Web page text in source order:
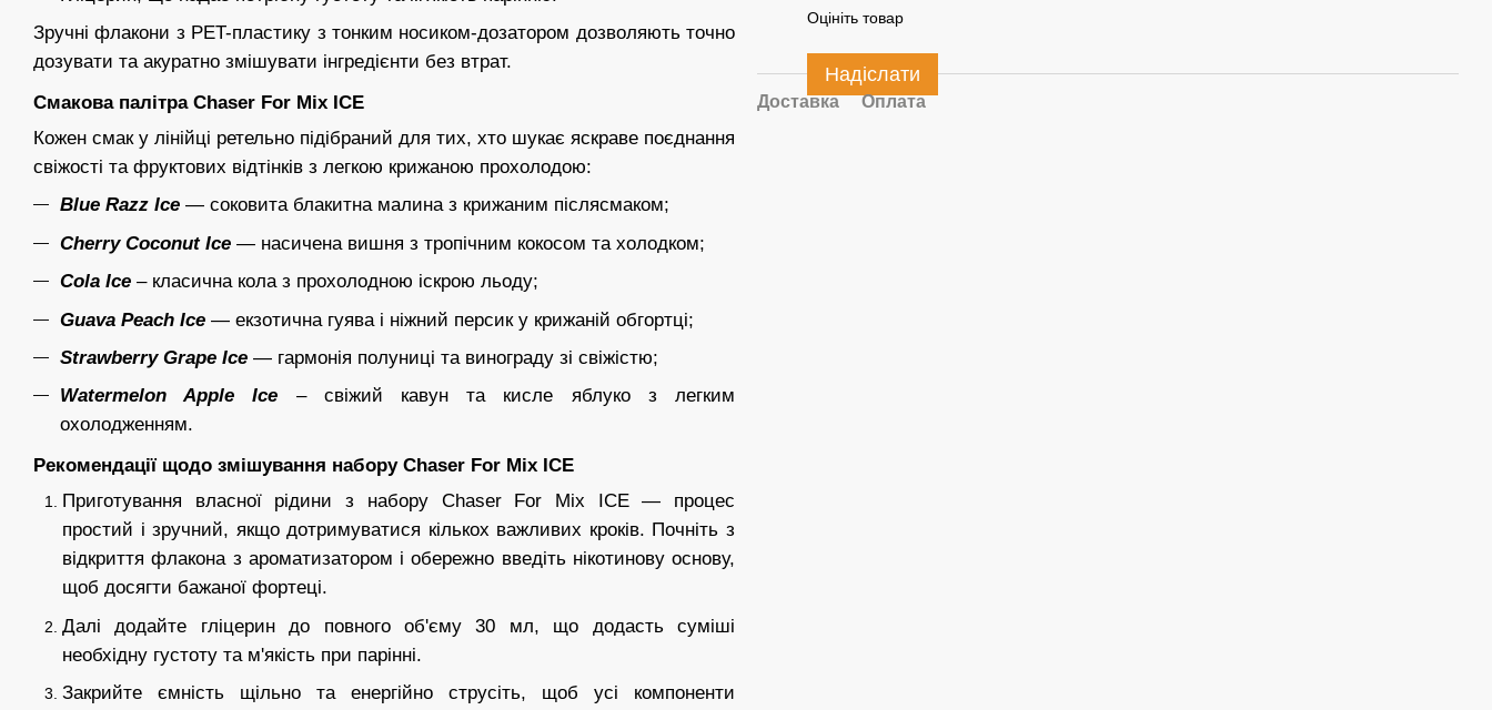
Зручні флакони з PET-пластику з тонким носиком-дозатором дозволяють точно
дозувати та акуратно змішувати інгредієнти без втрат.
Смакова палітра Chaser For Mix ICE
Кожен смак у лінійці ретельно підібраний для тих, хто шукає яскраве поєднання
свіжості та фруктових відтінків з легкою крижаною прохолодою:
Blue Razz Ice — соковита блакитна малина з крижаним післясмаком;
Cherry Coconut Ice — насичена вишня з тропічним кокосом та холодком;
Cola Ice – класична кола з прохолодною іскрою льоду;
Guava Peach Ice — екзотична гуява і ніжний персик у крижаній обгортці;
Strawberry Grape Ice — гармонія полуниці та винограду зі свіжістю;
Watermelon Apple Ice – свіжий кавун та кисле яблуко з легким
охолодженням.
Рекомендації щодо змішування набору Chaser For Mix ICE
Приготування власної рідини з набору Chaser For Mix ICE — процес
простий і зручний, якщо дотримуватися кількох важливих кроків. Почніть з
відкриття флакона з ароматизатором і обережно введіть нікотинову основу,
щоб досягти бажаної фортеці.
Далі додайте гліцерин до повного об'єму 30 мл, що додасть суміші
необхідну густоту та м'якість при парінні.
Закрийте ємність щільно та енергійно струсіть, щоб усі компоненти
Оцініть товар
Надіслати
Доставка Оплата